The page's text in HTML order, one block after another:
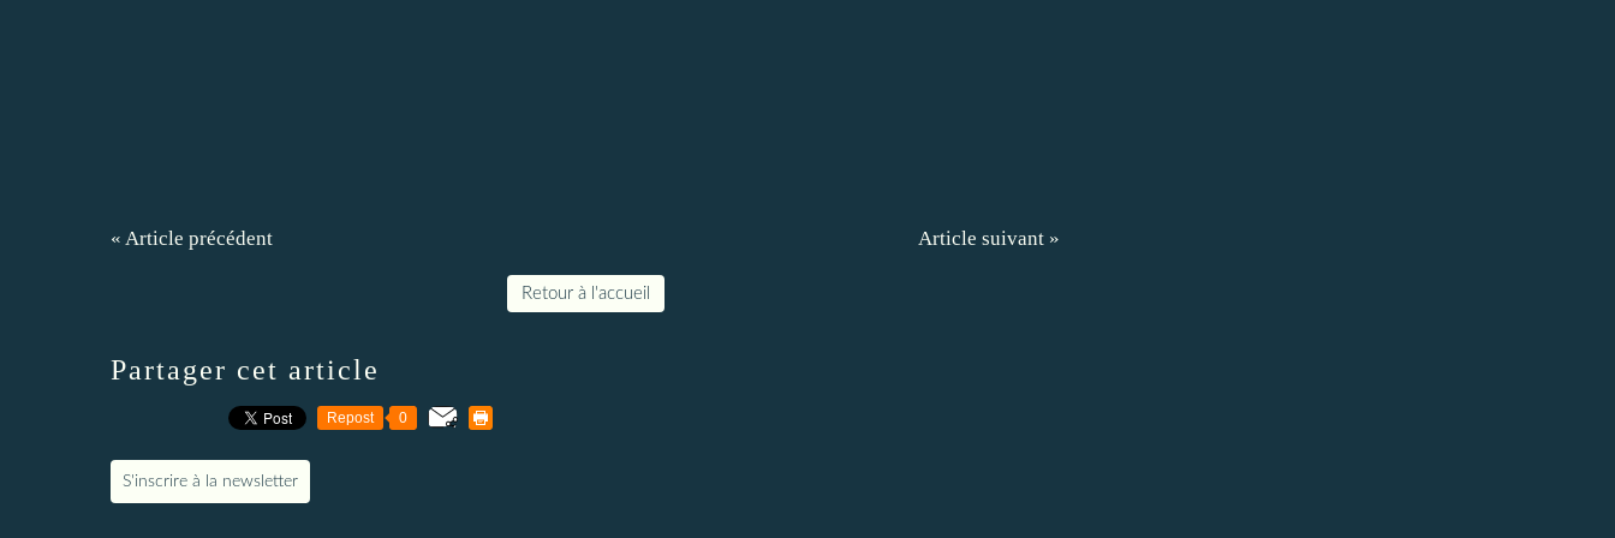
« Article précédent Article suivant »
Retour à l'accueil
Partager cet article
Repost 0
S'inscrire à la newsletter